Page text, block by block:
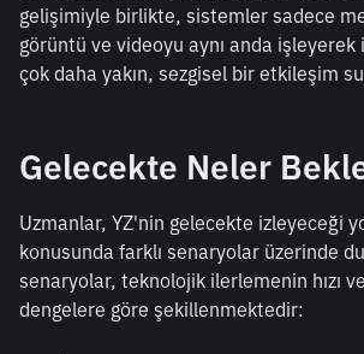
gelişimiyle birlikte, sistemler sadece
görüntü ve videoyu aynı anda
çok daha yakın, sezgisel bir etkileşim
Gelecekte Neler
Uzmanlar, YZ'nin gelecekte izleyeceği
konusunda farklı senaryolar üzerinde
senaryolar, teknolojik ilerlemenin hızı
dengelere göre şekillenmektedir: